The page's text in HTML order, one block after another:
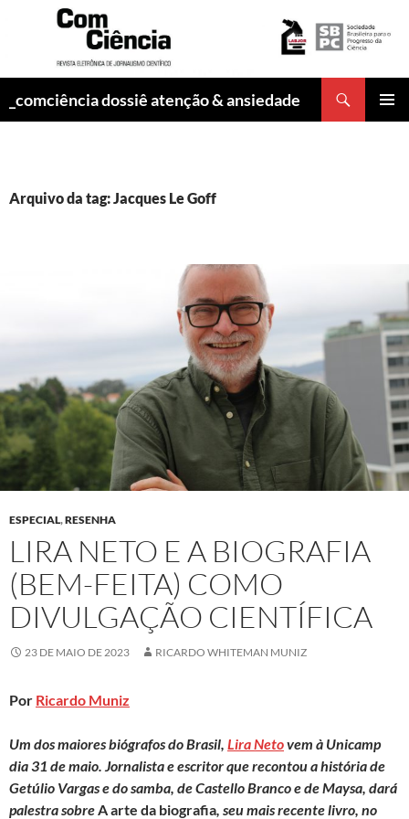
_comciência dossiê atenção & ansiedade
Arquivo da tag: Jacques Le Goff
ESPECIAL,RESENHA
LIRA NETO E A BIOGRAFIA
(BEM-FEITA) COMO
DIVULGAÇÃO CIENTÍFICA
23 DE MAIO DE 2023 RICARDO WHITEMAN MUNIZ
Por Ricardo Muniz
Um dos maiores biógrafos do Brasil, Lira Netovem à Unicamp
dia 31 de maio. Jornalista e escritor que recontou a história de
Getúlio Vargas e do samba, de Castello Branco e de Maysa, dará
palestra sobreA arte da biografia, seu mais recente livro, no